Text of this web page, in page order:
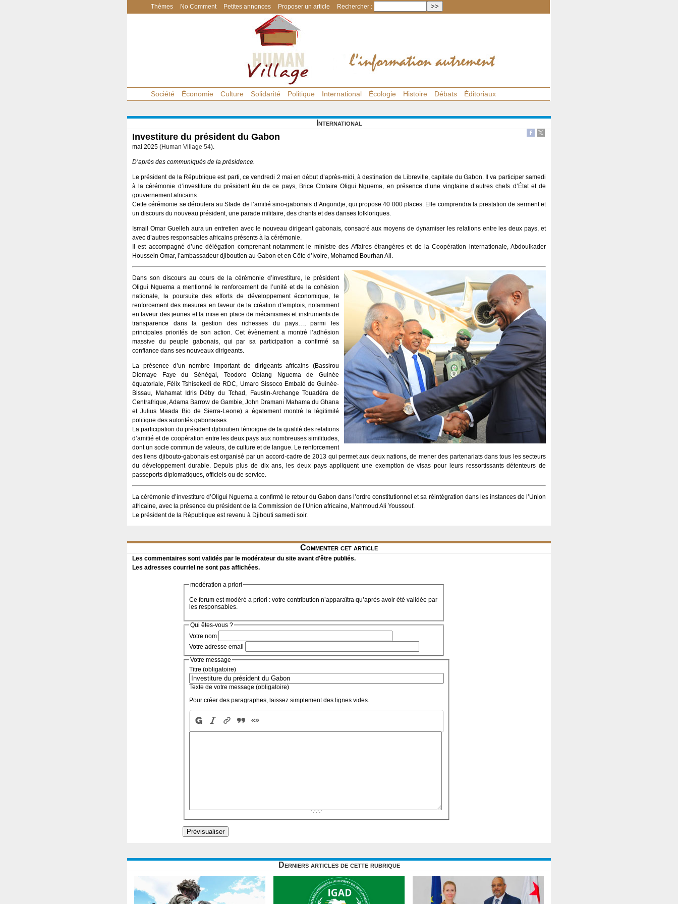
Thèmes No Comment Petites annonces Proposer un article Rechercher :
Société Économie Culture Solidarité Politique International Écologie Histoire Débats Éditoriaux
International
Investiture du président du Gabon
mai 2025 (Human Village 54).
D’après des communiqués de la présidence.
Le président de la République est parti, ce vendredi 2 mai en début d’après-midi, à destination de Libreville, capitale du Gabon. Il va participer samedi
à la cérémonie d‘investiture du président élu de ce pays, Brice Clotaire Oligui Nguema, en présence d’une vingtaine d’autres chefs d’État et de
gouvernement africains.
Cette cérémonie se déroulera au Stade de l’amitié sino-gabonais d’Angondje, qui propose 40 000 places. Elle comprendra la prestation de serment et
un discours du nouveau président, une parade militaire, des chants et des danses folkloriques.
Ismail Omar Guelleh aura un entretien avec le nouveau dirigeant gabonais, consacré aux moyens de dynamiser les relations entre les deux pays, et
avec d’autres responsables africains présents à la cérémonie.
Il est accompagné d’une délégation comprenant notamment le ministre des Affaires étrangères et de la Coopération internationale, Abdoulkader
Houssein Omar, l’ambassadeur djiboutien au Gabon et en Côte d’Ivoire, Mohamed Bourhan Ali.
Dans son discours au cours de la cérémonie d’investiture, le président
Oligui Nguema a mentionné le renforcement de l’unité et de la cohésion
nationale, la poursuite des efforts de développement économique, le
renforcement des mesures en faveur de la création d’emplois, notamment
en faveur des jeunes et la mise en place de mécanismes et instruments de
transparence dans la gestion des richesses du pays…, parmi les
principales priorités de son action. Cet évènement a montré l’adhésion
massive du peuple gabonais, qui par sa participation a confirmé sa
confiance dans ses nouveaux dirigeants.
La présence d’un nombre important de dirigeants africains (Bassirou
Diomaye Faye du Sénégal, Teodoro Obiang Nguema de Guinée
équatoriale, Félix Tshisekedi de RDC, Umaro Sissoco Embaló de Guinée-
Bissau, Mahamat Idris Déby du Tchad, Faustin-Archange Touadéra de
Centrafrique, Adama Barrow de Gambie, John Dramani Mahama du Ghana
et Julius Maada Bio de Sierra-Leone) a également montré la légitimité
politique des autorités gabonaises.
La participation du président djiboutien témoigne de la qualité des relations
d’amitié et de coopération entre les deux pays aux nombreuses similitudes,
dont un socle commun de valeurs, de culture et de langue. Le renforcement
des liens djibouto-gabonais est organisé par un accord-cadre de 2013 qui permet aux deux nations, de mener des partenariats dans tous les secteurs
du développement durable. Depuis plus de dix ans, les deux pays appliquent une exemption de visas pour leurs ressortissants détenteurs de
passeports diplomatiques, officiels ou de service.
La cérémonie d’investiture d’Oligui Nguema a confirmé le retour du Gabon dans l’ordre constitutionnel et sa réintégration dans les instances de l’Union
africaine, avec la présence du président de la Commission de l’Union africaine, Mahmoud Ali Youssouf.
Le président de la République est revenu à Djibouti samedi soir.
Commenter cet article
Les commentaires sont validés par le modérateur du site avant d'être publiés.
Les adresses courriel ne sont pas affichées.
modération a priori
Ce forum est modéré a priori : votre contribution n’apparaîtra qu’après avoir été validée par
les responsables.
Qui êtes-vous ?
Votre nom
Votre adresse email
Votre message
Titre (obligatoire)
Texte de votre message (obligatoire)
Pour créer des paragraphes, laissez simplement des lignes vides.
Derniers articles de cette rubrique